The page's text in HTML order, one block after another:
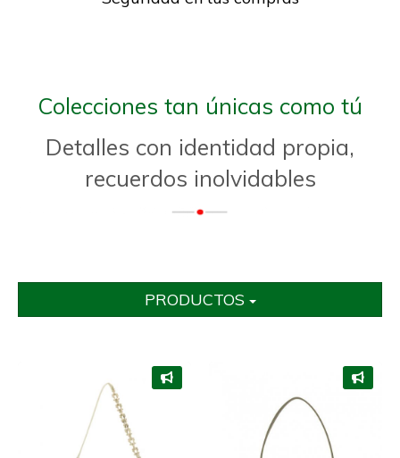
Colecciones tan únicas como tú
Detalles con identidad propia,
recuerdos inolvidables
PRODUCTOS